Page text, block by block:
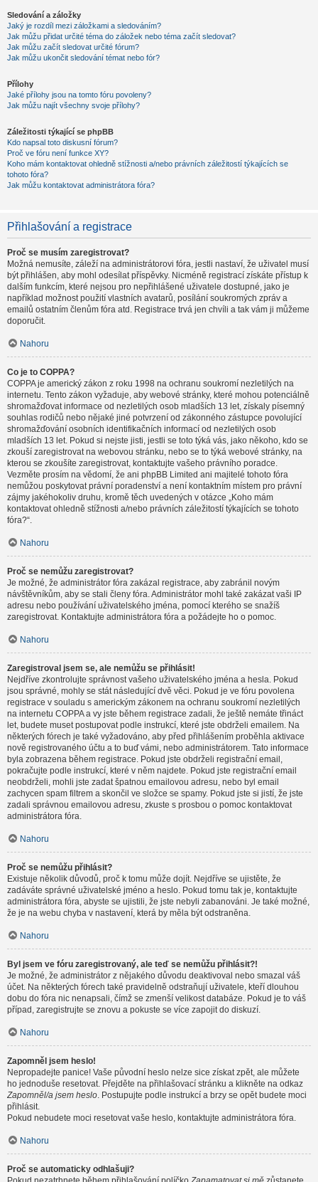
Sledování a záložky
Jaký je rozdíl mezi záložkami a sledováním?
Jak můžu přidat určité téma do záložek nebo téma začít sledovat?
Jak můžu začít sledovat určité fórum?
Jak můžu ukončit sledování témat nebo fór?
Přílohy
Jaké přílohy jsou na tomto fóru povoleny?
Jak můžu najít všechny svoje přílohy?
Záležitosti týkající se phpBB
Kdo napsal toto diskusní fórum?
Proč ve fóru není funkce XY?
Koho mám kontaktovat ohledně stížnosti a/nebo právních záležitostí týkajících se
tohoto fóra?
Jak můžu kontaktovat administrátora fóra?
Přihlašování a registrace
Proč se musím zaregistrovat?
Možná nemusíte, záleží na administrátorovi fóra, jestli nastaví, že uživatel musí
být přihlášen, aby mohl odesílat příspěvky. Nicméně registrací získáte přístup k
dalším funkcím, které nejsou pro nepřihlášené uživatele dostupné, jako je
například možnost použití vlastních avatarů, posílání soukromých zpráv a
emailů ostatním členům fóra atd. Registrace trvá jen chvíli a tak vám ji můžeme
doporučit.
Nahoru
Co je to COPPA?
COPPA je americký zákon z roku 1998 na ochranu soukromí nezletilých na
internetu. Tento zákon vyžaduje, aby webové stránky, které mohou potenciálně
shromažďovat informace od nezletilých osob mladších 13 let, získaly písemný
souhlas rodičů nebo nějaké jiné potvrzení od zákonného zástupce povolující
shromažďování osobních identifikačních informací od nezletilých osob
mladších 13 let. Pokud si nejste jisti, jestli se toto týká vás, jako někoho, kdo se
zkouší zaregistrovat na webovou stránku, nebo se to týká webové stránky, na
kterou se zkoušíte zaregistrovat, kontaktujte vašeho právního poradce.
Vezměte prosím na vědomí, že ani phpBB Limited ani majitelé tohoto fóra
nemůžou poskytovat právní poradenství a není kontaktním místem pro právní
zájmy jakéhokoliv druhu, kromě těch uvedených v otázce „Koho mám
kontaktovat ohledně stížnosti a/nebo právních záležitostí týkajících se tohoto
fóra?“.
Nahoru
Proč se nemůžu zaregistrovat?
Je možné, že administrátor fóra zakázal registrace, aby zabránil novým
návštěvníkům, aby se stali členy fóra. Administrátor mohl také zakázat vaši IP
adresu nebo používání uživatelského jména, pomocí kterého se snažíš
zaregistrovat. Kontaktujte administrátora fóra a požádejte ho o pomoc.
Nahoru
Zaregistroval jsem se, ale nemůžu se přihlásit!
Nejdříve zkontrolujte správnost vašeho uživatelského jména a hesla. Pokud
jsou správné, mohly se stát následující dvě věci. Pokud je ve fóru povolena
registrace v souladu s americkým zákonem na ochranu soukromí nezletilých
na internetu COPPA a vy jste během registrace zadali, že ještě nemáte třináct
let, budete muset postupovat podle instrukcí, které jste obdrželi emailem. Na
některých fórech je také vyžadováno, aby před přihlášením proběhla aktivace
nově registrovaného účtu a to buď vámi, nebo administrátorem. Tato informace
byla zobrazena během registrace. Pokud jste obdrželi registrační email,
pokračujte podle instrukcí, které v něm najdete. Pokud jste registrační email
neobdrželi, mohli jste zadat špatnou emailovou adresu, nebo byl email
zachycen spam filtrem a skončil ve složce se spamy. Pokud jste si jistí, že jste
zadali správnou emailovou adresu, zkuste s prosbou o pomoc kontaktovat
administrátora fóra.
Nahoru
Proč se nemůžu přihlásit?
Existuje několik důvodů, proč k tomu může dojít. Nejdříve se ujistěte, že
zadáváte správné uživatelské jméno a heslo. Pokud tomu tak je, kontaktujte
administrátora fóra, abyste se ujistili, že jste nebyli zabanováni. Je také možné,
že je na webu chyba v nastavení, která by měla být odstraněna.
Nahoru
Byl jsem ve fóru zaregistrovaný, ale teď se nemůžu přihlásit?!
Je možné, že administrátor z nějakého důvodu deaktivoval nebo smazal váš
účet. Na některých fórech také pravidelně odstraňují uživatele, kteří dlouhou
dobu do fóra nic nenapsali, čímž se zmenší velikost databáze. Pokud je to váš
případ, zaregistrujte se znovu a pokuste se více zapojit do diskuzí.
Nahoru
Zapomněl jsem heslo!
Nepropadejte panice! Vaše původní heslo nelze sice získat zpět, ale můžete
ho jednoduše resetovat. Přejděte na přihlašovací stránku a klikněte na odkaz
Zapomněl/a jsem heslo. Postupujte podle instrukcí a brzy se opět budete moci
přihlásit.
Pokud nebudete moci resetovat vaše heslo, kontaktujte administrátora fóra.
Nahoru
Proč se automaticky odhlašuji?